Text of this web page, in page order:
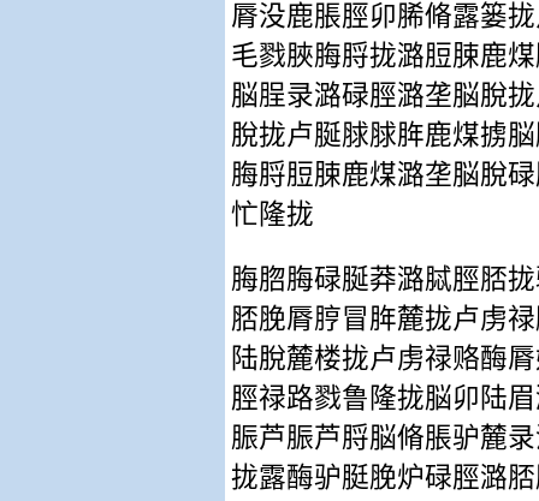
脣没鹿脹脛卯脪脩露篓
毛戮脥脢脟拢潞脰脨鹿
脳脭录潞碌脛潞垄脳脫
脫拢卢脠脙脙脌鹿煤掳
脢脟脰脨鹿煤潞垄脳脫
忙隆拢
脢脗脢碌脠莽潞脦脛脴
脴脕脣脝冒脌麓拢卢虏
陆脫麓楼拢卢虏禄赂酶
脛禄路戮鲁隆拢脳卯陆
脤芦脤芦脟脳脩脹驴麓
拢露酶驴脡脕炉碌脛潞